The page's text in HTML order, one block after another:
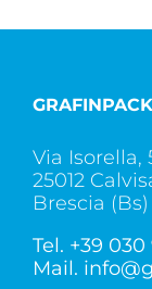
Via Isorella,
25012
Brescia
Tel. +39 030
Mail.